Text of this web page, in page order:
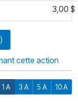
3,00 $
cette action
1 A 3 A 5 A 10 A